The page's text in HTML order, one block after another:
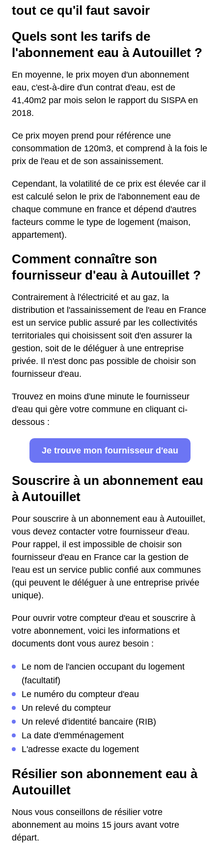
tout ce qu'il faut savoir
Quels sont les tarifs de
l'abonnement eau à Autouillet ?
En moyenne, le prix moyen d'un abonnement
eau, c'est-à-dire d'un contrat d'eau, est de
41,40m2 par mois selon le rapport du SISPA en
2018.
Ce prix moyen prend pour référence une
consommation de 120m3, et comprend à la fois le
prix de l'eau et de son assainissement.
Cependant, la volatilité de ce prix est élevée car il
est calculé selon le prix de l'abonnement eau de
chaque commune en france et dépend d'autres
facteurs comme le type de logement (maison,
appartement).
Comment connaître son
fournisseur d'eau à Autouillet ?
Contrairement à l'électricité et au gaz, la
distribution et l'assainissement de l'eau en France
est un service public assuré par les collectivités
territoriales qui choisissent soit d'en assurer la
gestion, soit de le déléguer à une entreprise
privée. Il n'est donc pas possible de choisir son
fournisseur d'eau.
Trouvez en moins d'une minute le fournisseur
d'eau qui gère votre commune en cliquant ci-
dessous :
Je trouve mon fournisseur d'eau
Souscrire à un abonnement eau
à Autouillet
Pour souscrire à un abonnement eau à Autouillet,
vous devez contacter votre fournisseur d'eau.
Pour rappel, il est impossible de choisir son
fournisseur d'eau en France car la gestion de
l'eau est un service public confié aux communes
(qui peuvent le déléguer à une entreprise privée
unique).
Pour ouvrir votre compteur d'eau et souscrire à
votre abonnement, voici les informations et
documents dont vous aurez besoin :
Le nom de l'ancien occupant du logement
(facultatif)
Le numéro du compteur d'eau
Un relevé du compteur
Un relevé d'identité bancaire (RIB)
La date d'emménagement
L'adresse exacte du logement
Résilier son abonnement eau à
Autouillet
Nous vous conseillons de résilier votre
abonnement au moins 15 jours avant votre
départ.